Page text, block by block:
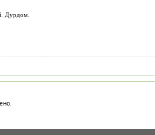
Дурдом.